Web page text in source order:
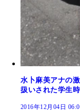
水卜麻美アナの
扱いされた学生
2016年12月04日